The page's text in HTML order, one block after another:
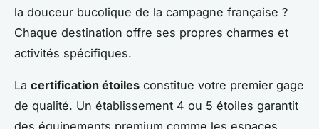
la douceur bucolique de la campagne française ?
Chaque destination offre ses propres charmes et
activités spécifiques.
La certification étoiles constitue votre premier gage
de qualité. Un établissement 4 ou 5 étoiles garantit